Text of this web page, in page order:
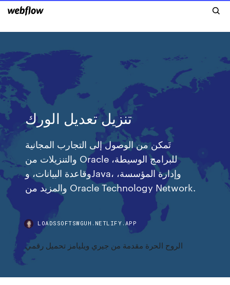
تنزيل تعديل الورك
تَمكن من الوصول إلى التجارب المجانية
والتنزيلات من Oracle للبرامج الوسيطة،
وقاعدة البيانات، وJava، وإدارة المؤسسة،
والمزيد من Oracle Technology Network.
LOADSSOFTSWGUH.NETLIFY.APP
الروح الحرة مقدمة من جيري ويليامز تحميل رقمي